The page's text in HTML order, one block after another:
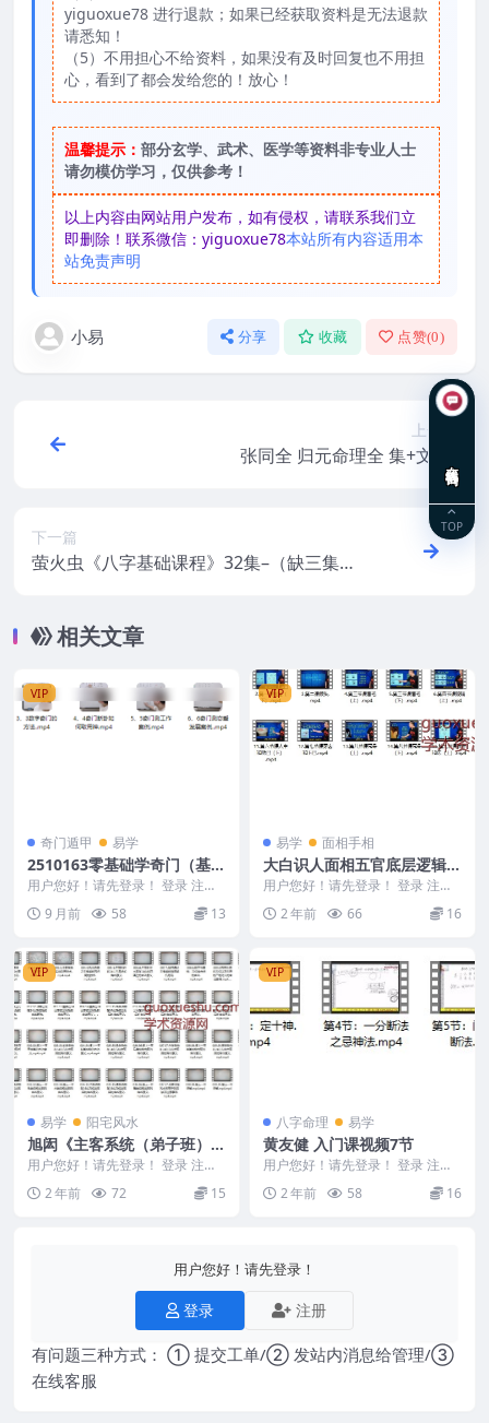
yiguoxue78 进行退款；如果已经获取资料是无法退款
请悉知！
（5）不用担心不给资料，如果没有及时回复也不用担
心，看到了都会发给您的！放心！
温馨提示： 部分玄学、武术、医学等资料非专业人士
请勿模仿学习，仅供参考！
以上内容由网站用户发布，如有侵权，请联系我们立
即删除！联系微信：yiguoxue78本站所有内容适用本
站免责声明
小易 分享 收藏 点赞(0)
上一篇
张同全 归元命理全 集+文档”
下一篇
萤火虫《八字基础课程》32集–（缺三集）
相关文章
VIP
奇门遁甲 易学
2510163零基础学奇门（基础
到高阶）9集视频 阴‮奇盘‬门Y
用户您好！请先登录！ 登录 注册
零基础学奇门（基础到高阶）9集
视频 阴‮奇盘‬...
9 月前 58 13
VIP
易学 面相手相
大白识人面相五官底层逻辑视
频
用户您好！请先登录！ 登录 注册
大白识人底层逻辑 2408220 0.开
学典礼...
2 年前 66 16
VIP
易学 阳宅风水
旭闳《主客系统（弟子班）》
完结
用户您好！请先登录！ 登录 注册
旭闳《主客系统（弟子班）》完结
240744 ...
2 年前 72 15
VIP
八字命理 易学
黄友健 入门课视频7节
用户您好！请先登录！ 登录 注册
黄友健 吕氏八字入门课视频7节 2
501027...
2 年前 58 16
用户您好！请先登录！
登录 注册
有问题三种方式： ① 提交工单/② 发站内消息给管理/③
在线客服
TOP